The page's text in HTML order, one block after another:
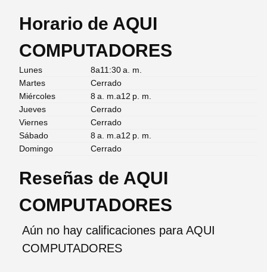
Horario de AQUI
COMPUTADORES
Lunes
8a11:30 a. m.
Martes
Cerrado
Miércoles
8 a. m.a12 p. m.
Jueves
Cerrado
Viernes
Cerrado
Sábado
8 a. m.a12 p. m.
Domingo
Cerrado
Reseñas de AQUI
COMPUTADORES
Aún no hay calificaciones para AQUI
COMPUTADORES